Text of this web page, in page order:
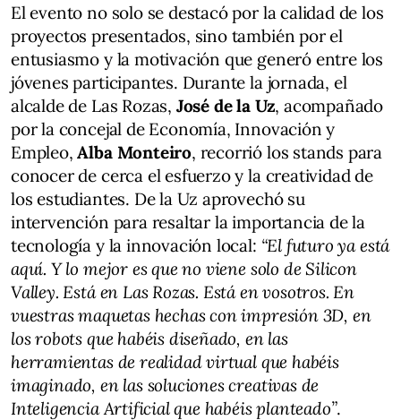
El evento no solo se destacó por la calidad de los
proyectos presentados, sino también por el
entusiasmo y la motivación que generó entre los
jóvenes participantes. Durante la jornada, el
alcalde de Las Rozas, José de la Uz, acompañado
por la concejal de Economía, Innovación y
Empleo,Alba Monteiro, recorrió los stands para
conocer de cerca el esfuerzo y la creatividad de
los estudiantes. De la Uz aprovechó su
intervención para resaltar la importancia de la
tecnología y la innovación local: “El futuro ya está
aquí. Y lo mejor es que no viene solo de Silicon
Valley. Está en Las Rozas. Está en vosotros. En
vuestras maquetas hechas con impresión 3D, en
los robots que habéis diseñado, en las
herramientas de realidad virtual que habéis
imaginado, en las soluciones creativas de
Inteligencia Artificial que habéis planteado”.